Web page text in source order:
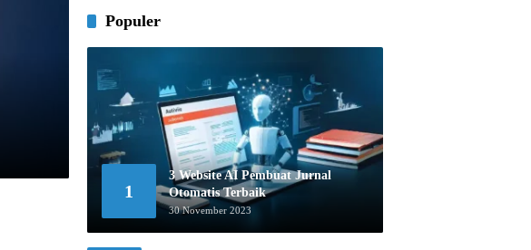
Populer
1
3 Website AI Pembuat Jurnal
Otomatis Terbaik
30 November 2023